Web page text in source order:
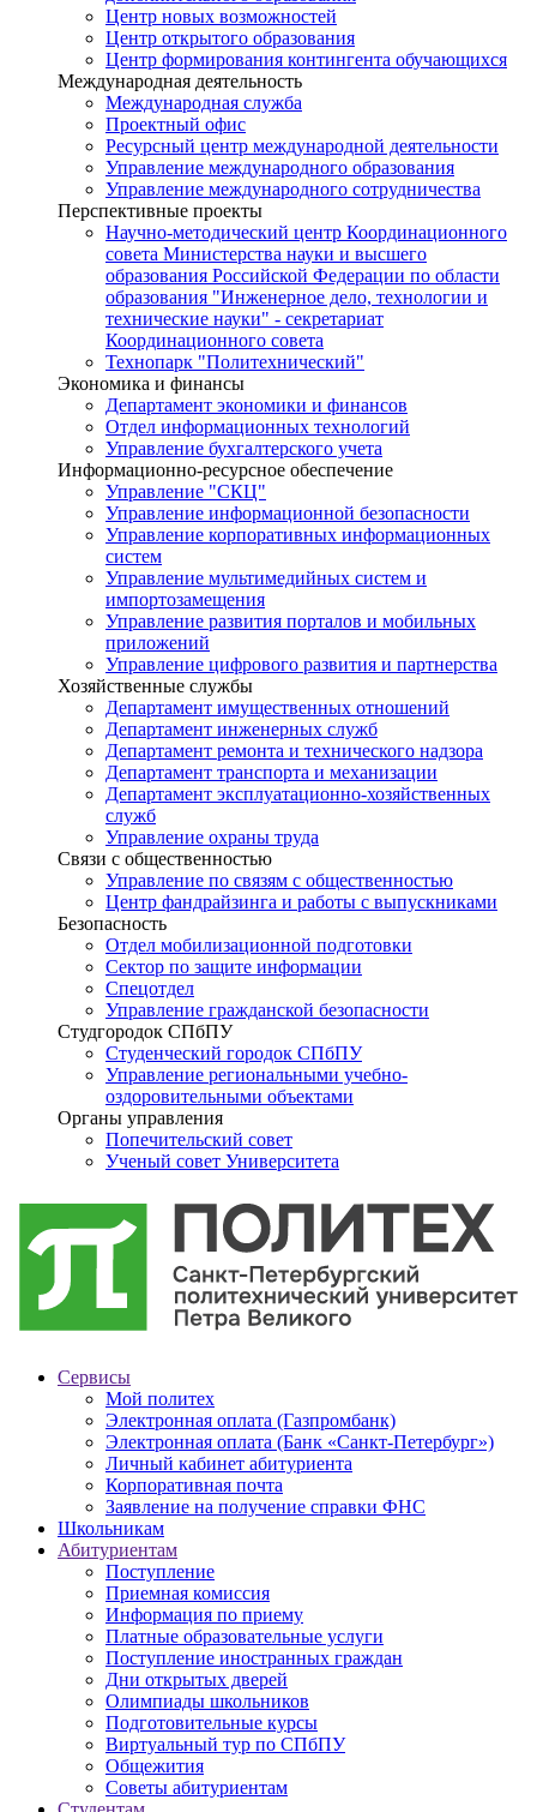
Центр новых возможностей
Центр открытого образования
Центр формирования контингента обучающихся
Международная деятельность
Международная служба
Проектный офис
Ресурсный центр международной деятельности
Управление международного образования
Управление международного сотрудничества
Перспективные проекты
Научно-методический центр Координационного
совета Министерства науки и высшего
образования Российской Федерации по области
образования "Инженерное дело, технологии и
технические науки" - секретариат
Координационного совета
Технопарк "Политехнический"
Экономика и финансы
Департамент экономики и финансов
Отдел информационных технологий
Управление бухгалтерского учета
Информационно-ресурсное обеспечение
Управление "СКЦ"
Управление информационной безопасности
Управление корпоративных информационных
систем
Управление мультимедийных систем и
импортозамещения
Управление развития порталов и мобильных
приложений
Управление цифрового развития и партнерства
Хозяйственные службы
Департамент имущественных отношений
Департамент инженерных служб
Департамент ремонта и технического надзора
Департамент транспорта и механизации
Департамент эксплуатационно-хозяйственных
служб
Управление охраны труда
Связи с общественностью
Управление по связям с общественностью
Центр фандрайзинга и работы с выпускниками
Безопасность
Отдел мобилизационной подготовки
Сектор по защите информации
Спецотдел
Управление гражданской безопасности
Студгородок СПбПУ
Студенческий городок СПбПУ
Управление региональными учебно-
оздоровительными объектами
Органы управления
Попечительский совет
Ученый совет Университета
Сервисы
Мой политех
Электронная оплата (Газпромбанк)
Электронная оплата (Банк «Санкт-Петербург»)
Личный кабинет абитуриента
Корпоративная почта
Заявление на получение справки ФНС
Школьникам
Абитуриентам
Поступление
Приемная комиссия
Информация по приему
Платные образовательные услуги
Поступление иностранных граждан
Дни открытых дверей
Олимпиады школьников
Подготовительные курсы
Виртуальный тур по СПбПУ
Общежития
Советы абитуриентам